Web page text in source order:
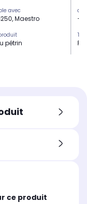
avec
Maestro
pétrin
-
ce produit